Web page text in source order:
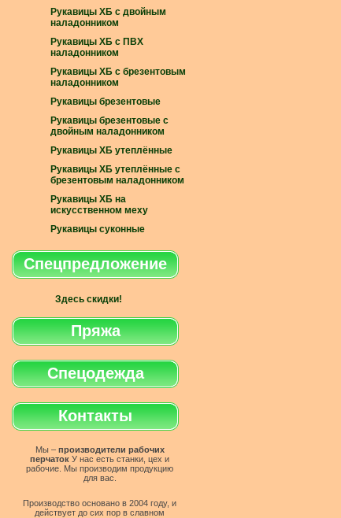
Рукавицы ХБ с двойным
наладонником
Рукавицы ХБ с ПВХ
наладонником
Рукавицы ХБ с брезентовым
наладонником
Рукавицы брезентовые
Рукавицы брезентовые с
двойным наладонником
Рукавицы ХБ утеплённые
Рукавицы ХБ утеплённые с
брезентовым наладонником
Рукавицы ХБ на
искусственном меху
Рукавицы суконные
Спецпредложение
Здесь скидки!
Пряжа
Спецодежда
Контакты
Мы – производители рабочих
перчаток У нас есть станки, цех и
рабочие. Мы производим продукцию
для вас.
Производство основано в 2004 году, и
действует до сих пор в славном